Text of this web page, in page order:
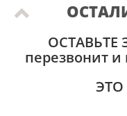
ОСТАВЬТЕ
перезвонит и
ЭТО